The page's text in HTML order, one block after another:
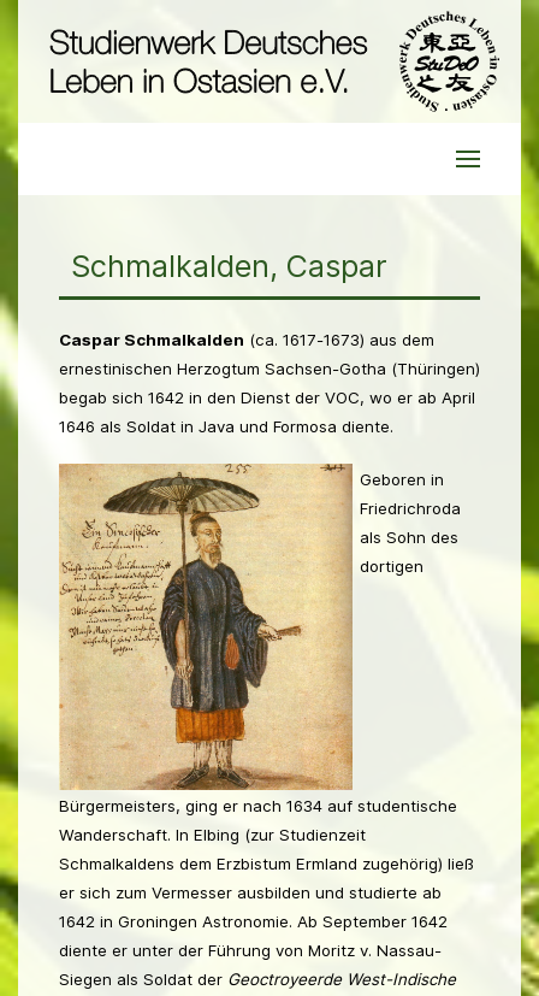
Schmalkalden, Caspar
Caspar Schmalkalden (ca. 1617-1673) aus dem
ernestinischen Herzogtum Sachsen-Gotha (Thüringen)
begab sich 1642 in den Dienst der VOC, wo er ab April
1646 als Soldat in Java und Formosa diente.
Geboren in
Friedrichroda
als Sohn des
dortigen
Bürgermeisters, ging er nach 1634 auf studentische
Wanderschaft. In Elbing (zur Studienzeit
Schmalkaldens dem Erzbistum Ermland zugehörig) ließ
er sich zum Vermesser ausbilden und studierte ab
1642 in Groningen Astronomie. Ab September 1642
diente er unter der Führung von Moritz v. Nassau-
Siegen als Soldat der Geoctroyeerde West-Indische